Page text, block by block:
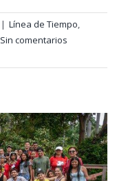
| Línea de Tiempo,
Sin comentarios